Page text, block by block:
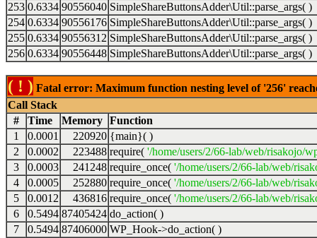
253 0.6334 90556040 SimpleShareButtonsAdder\Util::parse_args( )
254 0.6334 90556176 SimpleShareButtonsAdder\Util::parse_args( )
255 0.6334 90556312 SimpleShareButtonsAdder\Util::parse_args( )
256 0.6334 90556448 SimpleShareButtonsAdder\Util::parse_args( )
( ! ) Fatal error: Maximum function nesting level of '256'
Call Stack
#
Time Memory Function
1
0.0001 220920 {main}( )
2
0.0002 223488 require( '/home/users/2/66-lab/web/risakojo/
3
0.0003 241248 require_once( '/home/users/2/66-lab/web/
4
0.0005 252880 require_once( '/home/users/2/66-lab/web/
5
0.0012 436816 require_once( '/home/users/2/66-lab/web/
6
0.5494 87405424 do_action( )
7
0.5494 87406000 WP_Hook->do_action( )